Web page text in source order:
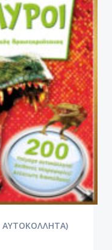
ΑΥΤΟΚΟΛΛΗΤΑ)